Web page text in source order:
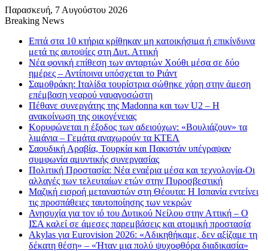
Παρασκευή, 7 Αυγούστου 2026
Breaking News
Επτά στα 10 κτήρια κρίθηκαν μη κατοικήσιμα ή επικίνδυνα
μετά τις αυτοψίες στη Δυτ. Αττική
Νέα φονική επίθεση των ανταρτών Χούθι μέσα σε δύο
ημέρες – Αντίποινα υπόσχεται το Ριάντ
Σαμοθράκη: Ιταλίδα τουρίστρια σώθηκε χάρη στην άμεση
επέμβαση νεαρού ναυαγοσώστη
Πέθανε συνεργάτης της Madonna και των U2 – Η
ανακοίνωση της οικογένειας
Κορυφώνεται η έξοδος των αδειούχων: «Βουλιάζουν» τα
λιμάνια – Γεμάτα αναχωρούν τα ΚΤΕΛ
Σαουδική Αραβία, Τουρκία και Πακιστάν υπέγραψαν
συμφωνία αμυντικής συνεργασίας
Πολιτική Προστασία: Νέα εναέρια μέσα και τεχνολογία-Οι
αλλαγές των τελευταίων ετών στην Πυροσβεστική
Μαζική εισροή μεταναστών στη Θέουτα: Η Ισπανία εντείνει
τις προσπάθειες ταυτοποίησης των νεκρών
Ανησυχία για τον ιό του Δυτικού Νείλου στην Αττική – Ο
ΙΣΑ καλεί σε άμεσες παρεμβάσεις και ατομική προστασία
Akylas για Eurovision 2026: «Aδικηθήκαμε, δεν αξίζαμε τη
δέκατη θέση» – «Ήταν μια πολύ ψυχοφθόρα διαδικασία»